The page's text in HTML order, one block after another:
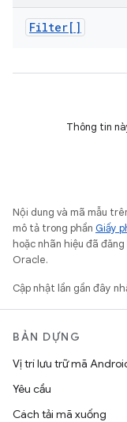
Filter[]
Thông tin
Nội dung và mã mẫu
mô tả trong phần Giấy
hoặc nhãn hiệu đã
Oracle.
Cập nhật lần gần đây
BẢN DỰNG
Vị trí lưu trữ mã
Yêu cầu
Cách tải mã xuống